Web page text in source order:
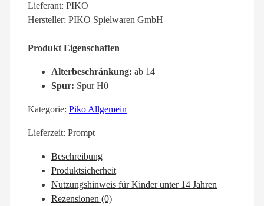
Lieferant: PIKO
Hersteller: PIKO Spielwaren GmbH
Produkt Eigenschaften
Alterbeschränkung: ab 14
Spur: Spur H0
Kategorie: Piko Allgemein
Lieferzeit: Prompt
Beschreibung
Produktsicherheit
Nutzungshinweis für Kinder unter 14 Jahren
Rezensionen (0)